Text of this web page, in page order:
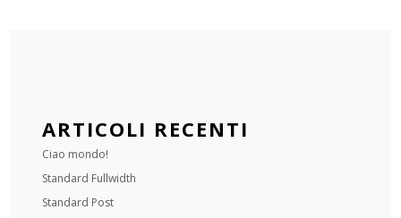
ARTICOLI RECENTI
Ciao mondo!
Standard Fullwidth
Standard Post